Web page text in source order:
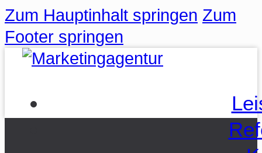
Zum Hauptinhalt springen Zum
Footer springen